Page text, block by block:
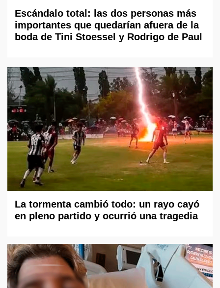
Escándalo total: las dos personas más
importantes que quedarían afuera de la
boda de Tini Stoessel y Rodrigo de Paul
La tormenta cambió todo: un rayo cayó
en pleno partido y ocurrió una tragedia